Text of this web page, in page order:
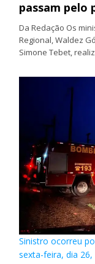
passam pelo
Da Redação Os
Regional, Waldez
Simone Tebet,
Sinistro ocorreu
sexta-feira, dia